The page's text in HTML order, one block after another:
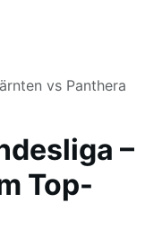
vs Panthera
–
Top-